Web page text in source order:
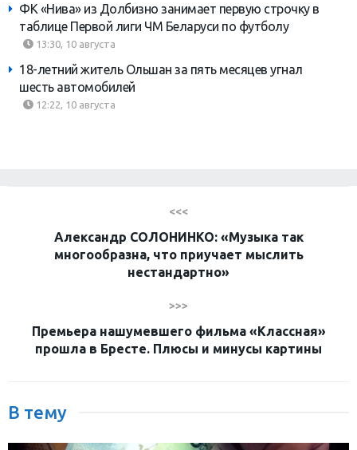
ФК «Нива» из Долбизно занимает первую строчку в
таблице Первой лиги ЧМ Беларуси по футболу
13:30, 10 августа
18-летний житель Ольшан за пять месяцев угнал
шесть автомобилей
12:22, 10 августа
<<<
Александр СОЛОНИНКО: «Музыка так
многообразна, что приучает мыслить
нестандартно»
>>>
Премьера нашумевшего фильма «Классная»
прошла в Бресте. Плюсы и минусы картины
В тему